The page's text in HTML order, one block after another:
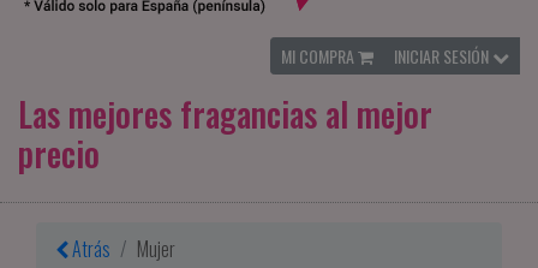
MI COMPRA INICIAR SESIÓN
Las mejores fragancias al mejor
precio
Atrás
Mujer